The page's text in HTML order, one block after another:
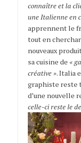
connaître et la
une Italienne en
apprennent le
tout en
nouveaux
sa cuisine de «
créative ». Italia
graphiste reste
d’une nouvelle
celle-ci reste le